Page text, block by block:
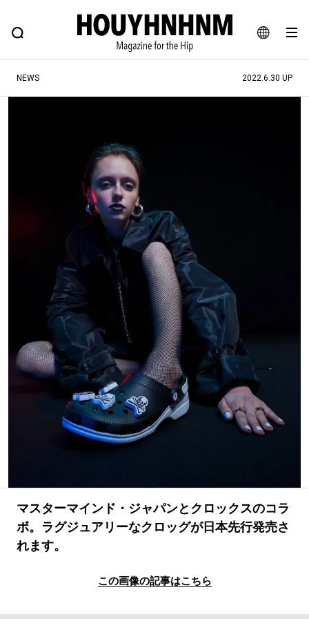
JA
EN
FEATURE BLOG SNAP
ヒップなファッション、カルチャー、ライフスタイルWEBマガジン
#SHOPPING ADDICT
#ESSENTIAL DESIGNS
#NEW VINTAGE #マイナーグッド図鑑
#路地裏てぃーん。 #MONTHLY JOURNAL
#フイナムのYouTube
#Commune H #FOCUS IT #AH.H
#ととけん #FASHION #MUSIC #MOVIE
#LIFESTYLE #SNEAKER #OUTDOOR
#SPORTS #HANDSOME HANDBOOK
NEWS 2022.6.30 UP
マスターマインド・ジャパンとクロックスのコラ
ボ。ラグジュアリーなクロッグが日本先行発売さ
れます。
この画像の記事はこちら